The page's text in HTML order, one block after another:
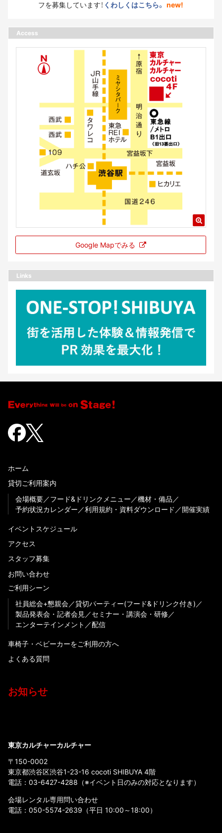
フを募集しています！ くわしくはこちら。 new!
Access
Google Mapでみる
Links
ホーム
貸切ご利用案内
会場概要
フード&ドリンクメニュー
機材・備品
予約状況カレンダー
利用規約・資料ダウンロード 開催実績
イベントスケジュール
アクセス
スタッフ募集
お問い合わせ
ご利用シーン
社員総会+懇親会
貸切パーティー(フード&ドリンク付き)
製品発表会・記者会見
セミナー・講演会・研修
エンターテインメント
配信
車椅子・ベビーカーをご利用の方へ
よくある質問
お知らせ
東京カルチャーカルチャー
〒150-0002
東京都渋谷区渋谷1-23-16 cocoti SHIBUYA 4階
電話： 03-6427-4288 （※イベント日のみの対応となります）
会場レンタル専用問い合わせ
電話： 050-5574-2639 （平日 10:00～18:00）